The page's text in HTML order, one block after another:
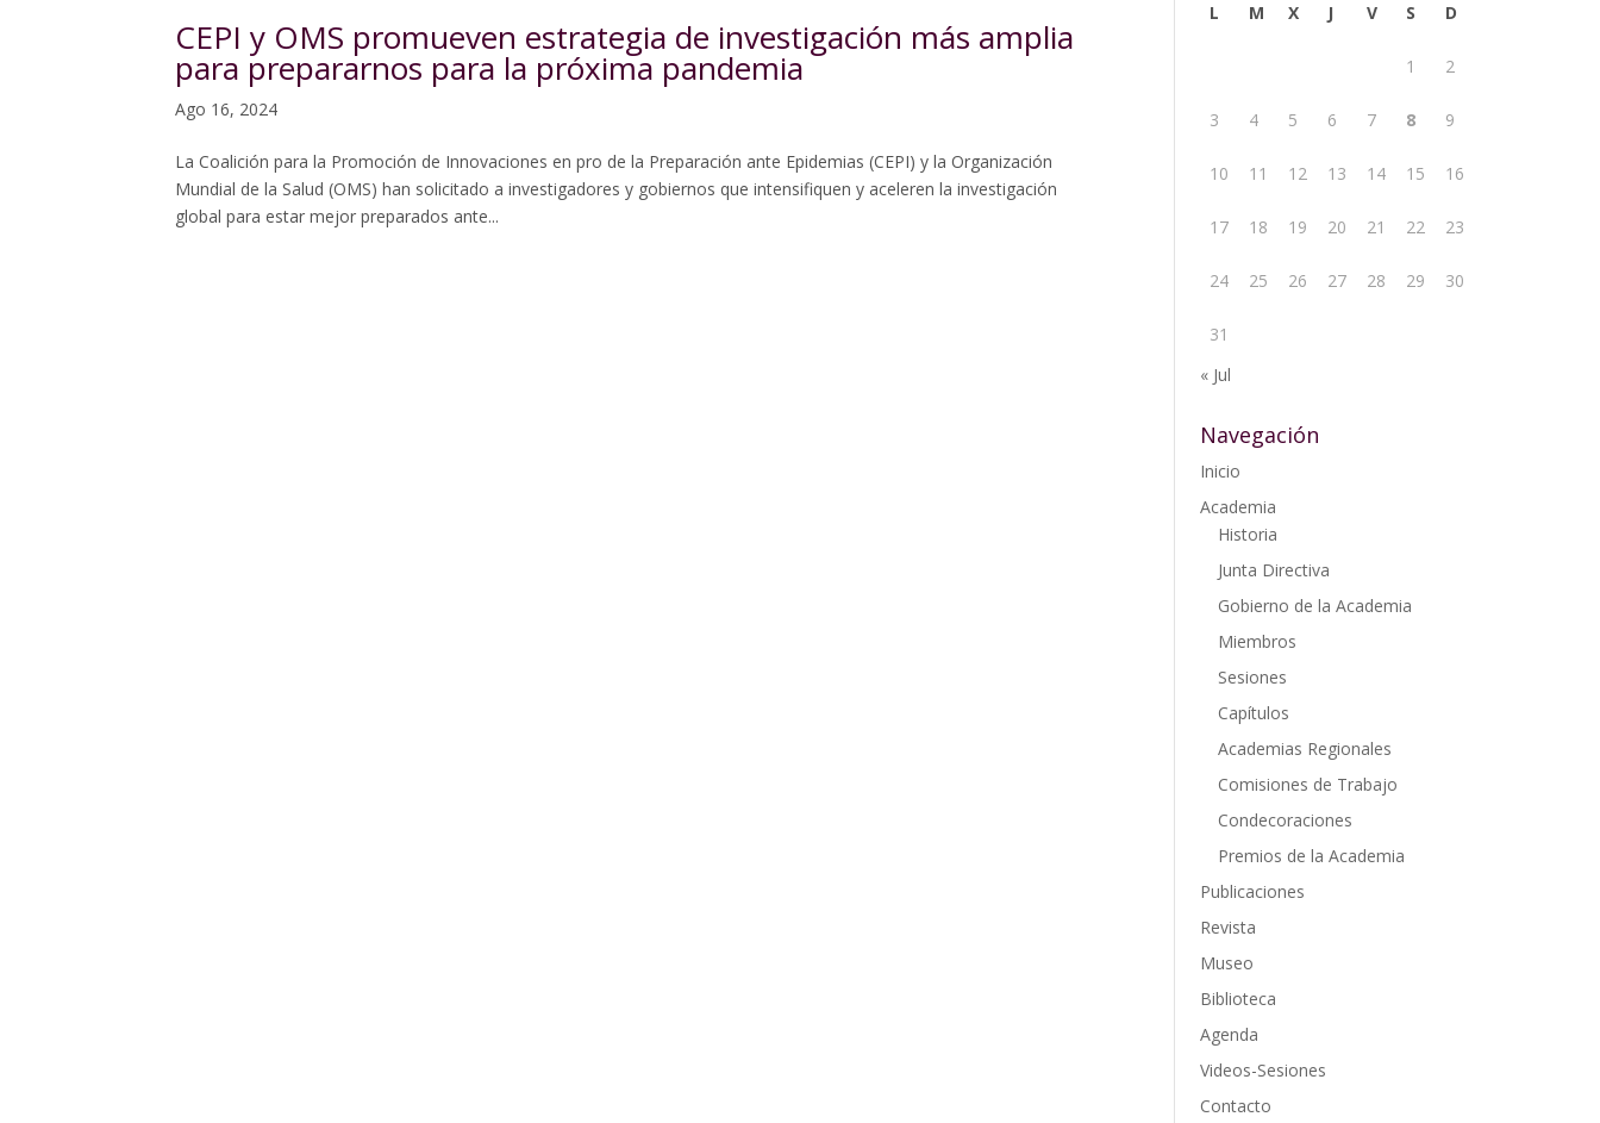
CEPI y OMS promueven estrategia de investigación más amplia
para prepararnos para la próxima pandemia
Ago 16, 2024
La Coalición para la Promoción de Innovaciones en pro de la Preparación ante Epidemias (CEPI) y la Organización
Mundial de la Salud (OMS) han solicitado a investigadores y gobiernos que intensifiquen y aceleren la investigación
global para estar mejor preparados ante...
L M X J V S D
1 2
3 4 5 6 7 8 9
10 11 12 13 14 15 16
17 18 19 20 21 22 23
24 25 26 27 28 29 30
31
« Jul
Navegación
Inicio
Academia
Historia
Junta Directiva
Gobierno de la Academia
Miembros
Sesiones
Capítulos
Academias Regionales
Comisiones de Trabajo
Condecoraciones
Premios de la Academia
Publicaciones
Revista
Museo
Biblioteca
Agenda
Videos-Sesiones
Contacto